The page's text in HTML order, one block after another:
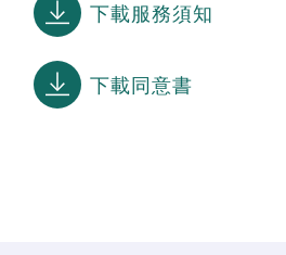
下載服務須知
下載同意書